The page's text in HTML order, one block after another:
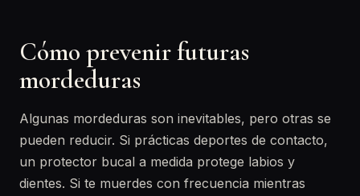
Cómo prevenir futuras
mordeduras
Algunas mordeduras son inevitables, pero otras se
pueden reducir. Si prácticas deportes de contacto,
un protector bucal a medida protege labios y
dientes. Si te muerdes con frecuencia mientras